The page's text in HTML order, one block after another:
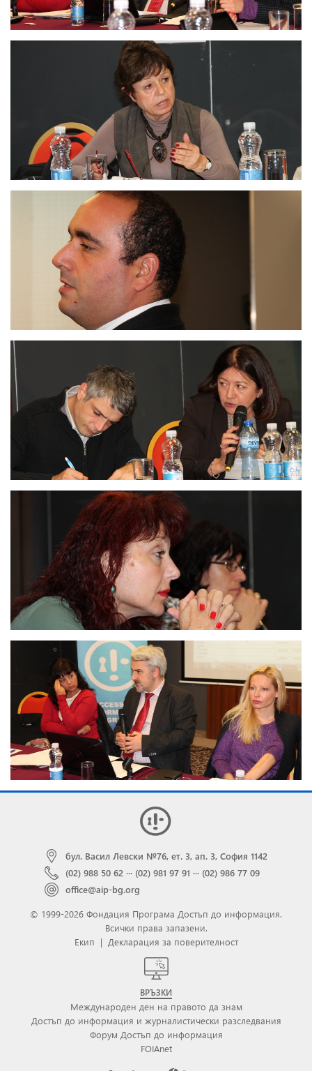
бул. Васил Левски №76, ет. 3, ап. 3, София 1142
(02) 988 50 62 ··· (02) 981 97 91 ··· (02) 986 77 09
office@aip-bg.org
© 1999-2026 Фондация Програма Достъп до информация.
Всички права запазени.
Екип | Декларация за поверителност
ВРЪЗКИ
Международен ден на правото да знам
Достъп до информация и журналистически разследвания
Форум Достъп до информация
FOIAnet